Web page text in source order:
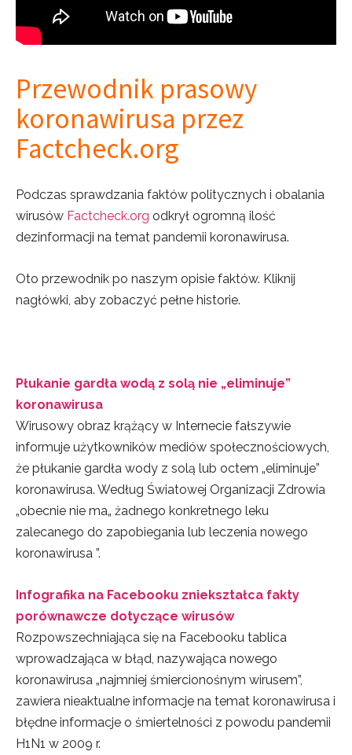
Przewodnik prasowy
koronawirusa przez
Factcheck.org
Podczas sprawdzania faktów politycznych i obalania
wirusów Factcheck.org odkrył ogromną ilość
dezinformacji na temat pandemii koronawirusa.
Oto przewodnik po naszym opisie faktów. Kliknij
nagłówki, aby zobaczyć pełne historie.
Płukanie gardła wodą z solą nie „eliminuje”
koronawirusa
Wirusowy obraz krążący w Internecie fałszywie
informuje użytkowników mediów społecznościowych,
że płukanie gardła wody z solą lub octem „eliminuje”
koronawirusa. Według Światowej Organizacji Zdrowia
„obecnie nie ma„ żadnego konkretnego leku
zalecanego do zapobiegania lub leczenia nowego
koronawirusa ”.
Infografika na Facebooku zniekształca fakty
porównawcze dotyczące wirusów
Rozpowszechniająca się na Facebooku tablica
wprowadzająca w błąd, nazywająca nowego
koronawirusa „najmniej śmiercionośnym wirusem”,
zawiera nieaktualne informacje na temat koronawirusa i
błędne informacje o śmiertelności z powodu pandemii
H1N1 w 2009 r.